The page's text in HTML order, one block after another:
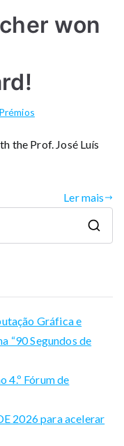
won
Prémios
the Prof. José Luís
Ler mais
Gráfica e
“90 Segundos de
4.º Fórum de
2026 para acelerar